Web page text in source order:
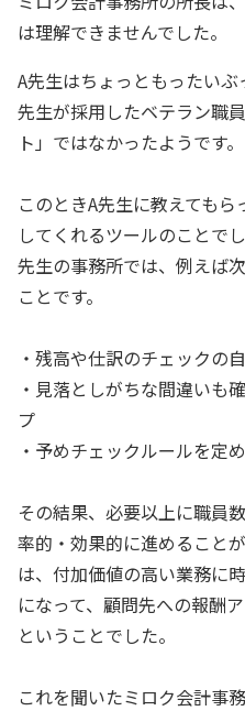
は理解できませんでした。
A先生はちょっともったい
先生が採用したベテラン職
ト」ではなかったようです。
このときA先生に教えても
してくれるツールのことで
先生の事務所では、例えば
ことです。
・残高や仕訳のチェックの
・見落としがちな間違いも
プ
・予めチェックルールを定
その結果、必要以上に職員
率的・効果的に進めること
は、付加価値の高い業務に
になって、顧問先への報酬
ということでした。
これを聞いたミロク会計事